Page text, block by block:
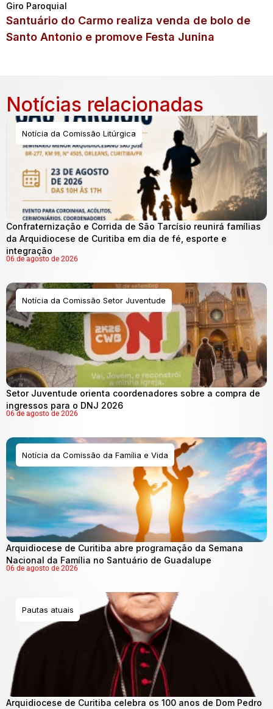
Giro Paroquial
Santuário do Carmo realiza venda de bolo de
Santo Antonio e promove Festa Junina
Notícias relacionadas
Notícia da Comissão Litúrgica
Confraternização e Corrida de São Tarcísio reunirá famílias
da Arquidiocese de Curitiba em dia de fé, esporte e
integração
06 de agosto de 2026
Notícia da Comissão Setor Juventude
Setor Juventude orienta coordenadores sobre a compra de
ingressos para o DNJ 2026
06 de agosto de 2026
Notícia da Comissão da Família e Vida
Arquidiocese de Curitiba abre programação da Semana
Nacional da Família no Santuário de Guadalupe
06 de agosto de 2026
Pautas atuais
Arquidiocese de Curitiba celebra os 100 anos de Dom Pedro